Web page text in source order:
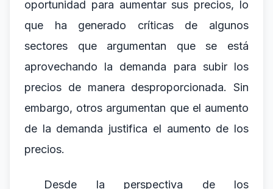
oportunidad para aumentar sus precios, lo
que ha generado críticas de algunos
sectores que argumentan que se está
aprovechando la demanda para subir los
precios de manera desproporcionada. Sin
embargo, otros argumentan que el aumento
de la demanda justifica el aumento de los
precios.
Desde la perspectiva de los